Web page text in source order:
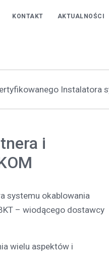
KONTAKT AKTUALNOŚCI
Instalatora
i
systemu okablowania
– wiodącego dostawcy
wielu aspektów i